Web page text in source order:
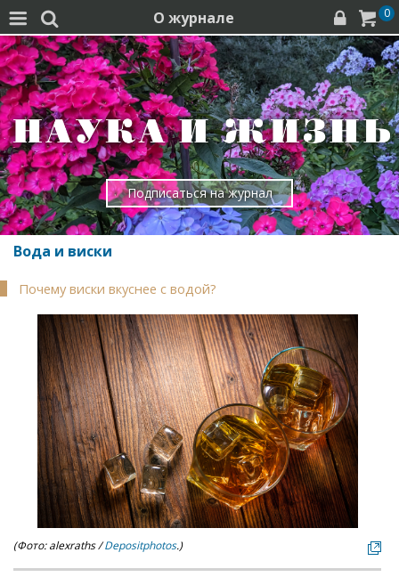
  О журнале   0
Подписаться на журнал
Вода и виски
Почему виски вкуснее с водой?
(Фото: alexraths /Depositphotos.)